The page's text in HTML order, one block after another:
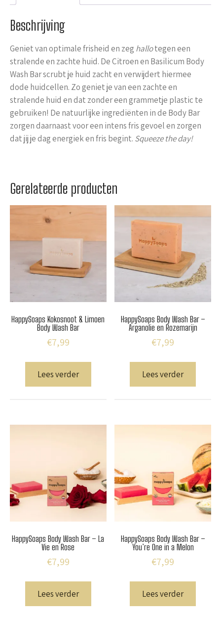
Beschrijving
Geniet van optimale frisheid en zeg hallotegen een
stralende en zachte huid. De Citroen en Basilicum Body
Wash Bar scrubt je huid zacht en verwijdert hiermee
dode huidcellen. Zo geniet je van een zachte en
stralende huid en dat zonder een grammetje plastic te
gebruiken! De natuurlijke ingrediënten in de Body Bar
zorgen daarnaast voor een intens fris gevoel en zorgen
dat jij je dag energiek en fris begint. Squeeze the day!
Gerelateerde producten
HappySoaps Kokosnoot & Limoen
Body Wash Bar
€7,99
Lees verder
HappySoaps Body Wash Bar –
Arganolie en Rozemarijn
€7,99
Lees verder
HappySoaps Body Wash Bar – La
Vie en Rose
€7,99
Lees verder
HappySoaps Body Wash Bar –
You’re One in a Melon
€7,99
Lees verder